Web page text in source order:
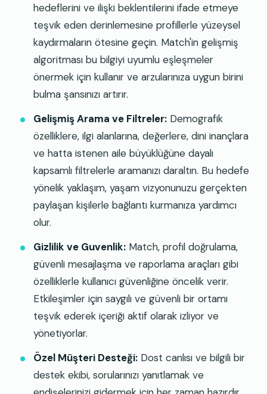
hedeflerini ve ilişki beklentilerini ifade etmeye
teşvik eden derinlemesine profillerle yüzeysel
kaydırmaların ötesine geçin. Match'in gelişmiş
algoritması bu bilgiyi uyumlu eşleşmeler
önermek için kullanır ve arzularınıza uygun birini
bulma şansınızı artırır.
Gelişmiş Arama ve Filtreler: Demografik
özelliklere, ilgi alanlarına, değerlere, dini inançlara
ve hatta istenen aile büyüklüğüne dayalı
kapsamlı filtrelerle aramanızı daraltın. Bu hedefe
yönelik yaklaşım, yaşam vizyonunuzu gerçekten
paylaşan kişilerle bağlantı kurmanıza yardımcı
olur.
Gizlilik ve Guvenlik: Match, profil doğrulama,
güvenli mesajlaşma ve raporlama araçları gibi
özelliklerle kullanıcı güvenliğine öncelik verir.
Etkileşimler için saygılı ve güvenli bir ortamı
teşvik ederek içeriği aktif olarak izliyor ve
yönetiyorlar.
Özel Müşteri Desteği: Dost canlısı ve bilgili bir
destek ekibi, sorularınızı yanıtlamak ve